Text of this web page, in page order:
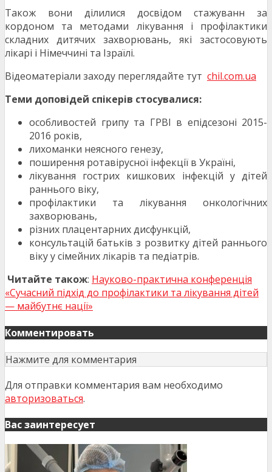
Також вони ділилися досвідом стажуванн за
кордоном та методами лікування і профілактики
складних дитячих захворювань, які застосовують
лікарі і Німеччині та Ізраїлі.
Відеоматеріали заходу переглядайте тут chil.com.ua
Теми доповідей спікерів стосувалися:
особливостей грипу та ГРВІ в епідсезоні 2015-
2016 років,
лихоманки неясного генезу,
поширення ротавірусної інфекції в Україні,
лікування гострих кишкових інфекцій у дітей
раннього віку,
профілактики та лікування онкологічних
захворювань,
різних плацентарних дисфункцій,
консультацій батьків з розвитку дітей раннього
віку у сімейних лікарів та педіатрів.
Читайте також: Науково-практична конференція
«Сучасний підхід до профілактики та лікування дітей
— майбутнє нації»
Комментировать
Нажмите для комментария
Для отправки комментария вам необходимо
авторизоваться.
Вас заинтересует